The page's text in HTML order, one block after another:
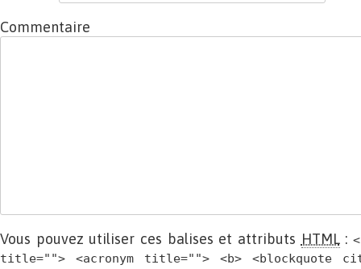
Commentaire
Vous pouvez utiliser ces balises et attributs HTML:
title=""> <acronym title=""> <b> <blockquote